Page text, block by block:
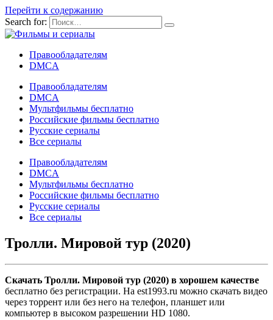
Перейти к содержанию
Search for:
Правообладателям
DMCA
Правообладателям
DMCA
Мультфильмы бесплатно
Российские фильмы бесплатно
Русские сериалы
Все сериалы
Правообладателям
DMCA
Мультфильмы бесплатно
Российские фильмы бесплатно
Русские сериалы
Все сериалы
Тролли. Мировой тур (2020)
Скачать Тролли. Мировой тур (2020) в хорошем качестве
бесплатно без регистрации. На est1993.ru можно скачать видео
через торрент или без него на телефон, планшет или
компьютер в высоком разрешении HD 1080.